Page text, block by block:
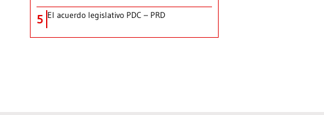
5 El acuerdo legislativo PDC – PRD